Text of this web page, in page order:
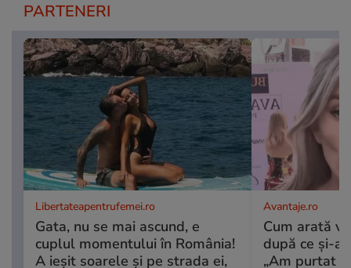
PARTENERI
Libertateapentrufemei.ro
Gata, nu se mai ascund, e
cuplul momentului în România!
A ieșit soarele și pe strada ei,
Avantaje.ro
Cum arată
după ce și-a
„Am purtat